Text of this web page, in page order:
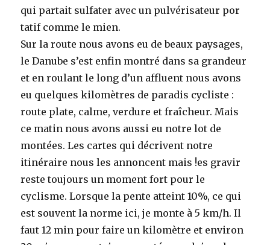
qui partait sulfater avec un pulvérisateur por
tatif comme le mien.
Sur la route nous avons eu de beaux paysages,
le Danube s’est enfin montré dans sa grandeur
et en roulant le long d’un affluent nous avons
eu quelques kilomètres de paradis cycliste :
route plate, calme, verdure et fraîcheur. Mais
ce matin nous avons aussi eu notre lot de
montées. Les cartes qui décrivent notre
itinéraire nous les annoncent mais !es gravir
reste toujours un moment fort pour le
cyclisme. Lorsque la pente atteint 10%, ce qui
est souvent la norme ici, je monte à 5 km/h. Il
faut 12 min pour faire un kilomètre et environ